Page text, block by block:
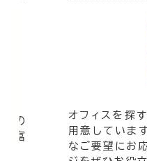
の
豊富
オフィスを探
用意していま
なご要望にお